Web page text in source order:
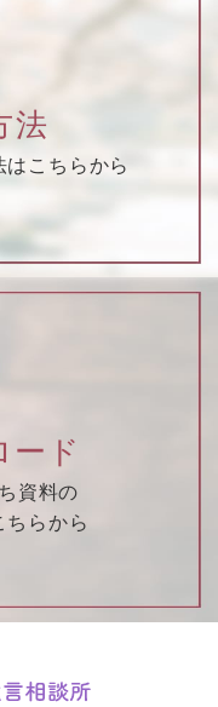
法
こちらから
ード
資料の
ちらから